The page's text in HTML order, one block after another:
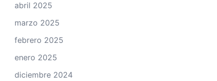
abril 2025
marzo 2025
febrero 2025
enero 2025
diciembre 2024